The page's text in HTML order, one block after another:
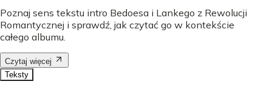
Poznaj sens tekstu intro Bedoesa i Lankego z Rewolucji
Romantycznej i sprawdź, jak czytać go w kontekście
całego albumu.
Czytaj więcej
Teksty